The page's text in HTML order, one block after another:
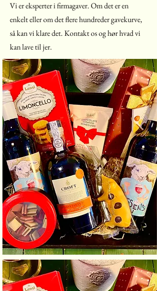
Vi er eksperter i firmagaver. Om det er en
enkelt eller om det flere hundreder gavekurve,
så kan vi klare det. Kontakt os og hør hvad vi
kan lave til jer.